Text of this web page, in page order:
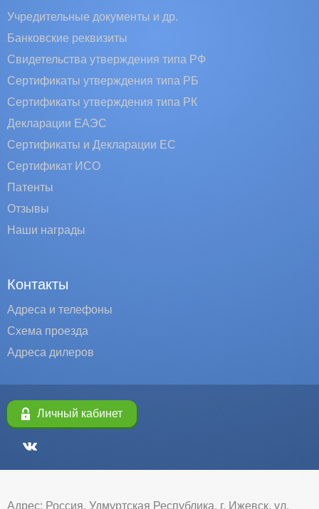
Учредительные документы и др.
Банковские реквизиты
Свидетельства утверждения типа РФ
Сертификаты утверждения типа РБ
Сертификаты утверждения типа РК
Декларации ЕАЭС
Сертификаты и Декларации EC
Сертификат ИСО
Патенты
Отзывы
Наши награды
Контакты
Адреса и телефоны
Схема проезда
Адреса дилеров
Личный кабинет
Адрес: Россия, Удмуртская Республика, г. Ижевск, ул.